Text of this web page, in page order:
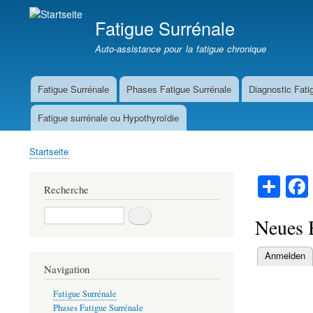
Fatigue Surrénale
Auto-assistance pour la fatigue chronique
Main
navigation
Fatigue Surrénale Phases Fatigue Surrénale Diagnostic
Fatigue surrénale ou Hypothyroïdie
Breadcrumb
Startseite
S
ha
re
Neues
Primary
Anmelden
Recherche
Recherche
Navigation
Fatigue Surrénale
Phases Fatigue Surrénale